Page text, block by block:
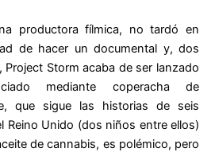
productora fílmica, no tardó en
de hacer un documental y, dos
Storm acaba de ser lanzado
mediante coperacha de
que sigue las historias de seis
Reino Unido (dos niños entre ellos)
de cannabis, es polémico, pero